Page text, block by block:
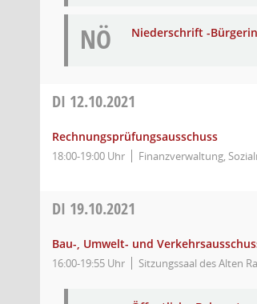
NÖ Niederschrift -
DI 12.10.2021
Rechnungsprüfungsausschuss
18:00-19:00 Uhr Finanzverwaltung,
DI 19.10.2021
Bau-, Umwelt- und
16:00-19:55 Uhr Sitzungssaal des Alten